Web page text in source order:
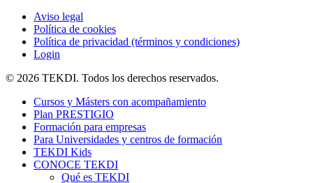
Aviso legal
Política de cookies
Política de privacidad (términos y condiciones)
Login
© 2026 TEKDI. Todos los derechos reservados.
Cursos y Másters con acompañamiento
Plan PRESTIGIO
Formación para empresas
Para Universidades y centros de formación
TEKDI Kids
CONOCE TEKDI
Qué es TEKDI